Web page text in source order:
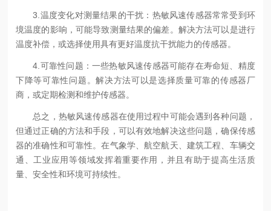
3.温度变化对测量结果的干扰：热敏风速传感器常常受到环
境温度的影响，可能导致测量结果的偏差。解决方法可以是进行
温度补偿，或选择使用具有更好温度抗干扰能力的传感器。
4.可靠性问题：一些热敏风速传感器可能存在寿命短、精度
下降等可靠性问题。解决方法可以是选择质量可靠的传感器厂
商，或定期检测和维护传感器。
总之，热敏风速传感器在使用过程中可能会遇到各种问题，
但通过正确的方法和手段，可以有效地解决这些问题，确保传感
器的准确性和可靠性。在气象学、航空航天、建筑工程、车辆交
通、工业应用等领域发挥着重要作用，并且有助于提高生活质
量、安全性和环境可持续性。